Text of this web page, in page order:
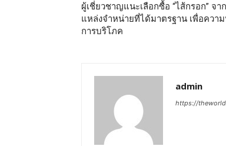
ผู้เชี่ยวชาญแนะเลือกซื้อ “ไส้กรอก” จา
แหล่งจำหน่ายที่ได้มาตรฐาน เพื่อควา
การบริโภค
admin
https://